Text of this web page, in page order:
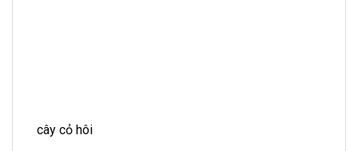
cây cỏ hôi